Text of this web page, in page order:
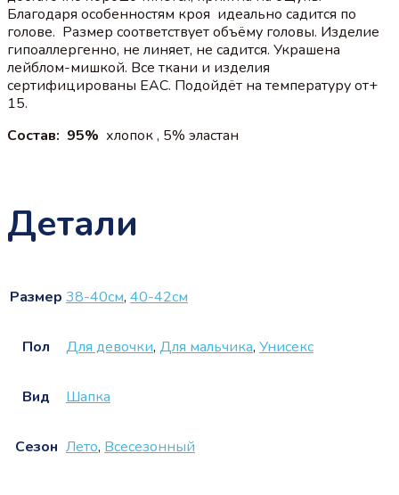
Благодаря особенностям кроя идеально садится по
голове. Размер соответствует объёму головы. Изделие
гипоаллергенно, не линяет, не садится. Украшена
лейблом-мишкой. Все ткани и изделия
сертифицированы EAC. Подойдёт на температуру от+
15.
Состав: 95% хлопок , 5% эластан
Детали
Размер 38-40см, 40-42см
Пол Для девочки, Для мальчика, Унисекс
Вид Шапка
Сезон Лето, Всесезонный